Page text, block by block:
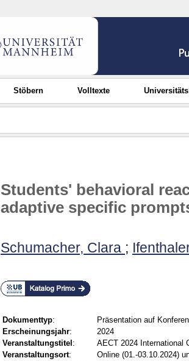
Stöbern Volltexte
Students' behavioral
adaptive specific
Schumacher, Clara ;
Dokumenttyp:
Präsentation auf
Erscheinungsjahr:
2024
Veranstaltungstitel :
AECT 2024 International
Veranstaltungsort:
Online (01.-03.10.2024)